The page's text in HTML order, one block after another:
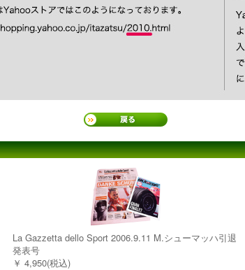
La Gazzetta dello Sport 2006.9.11 M.シューマッハ引退
発表号
￥ 4,950(税込)